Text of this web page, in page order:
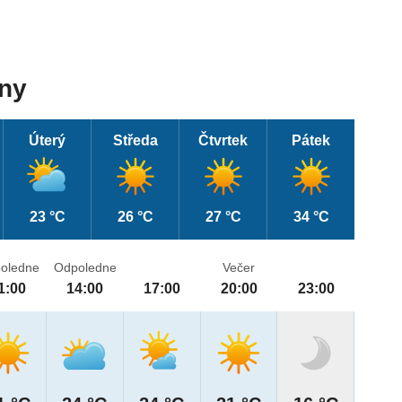
Úterý
23 °C
Středa
26 °C
Čtvrtek
27 °C
Pátek
34 °C
Odpoledne
14:00 17:00
Večer
20:00 23:00